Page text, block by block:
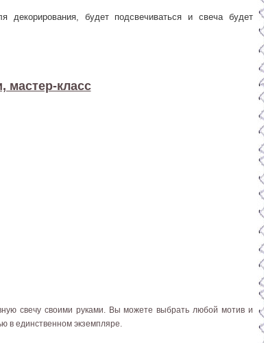
будет подсвечиваться и свеча будет
мастер-класс
свечу своими руками. Вы можете выбрать любой мотив и
в единственном экземпляре.